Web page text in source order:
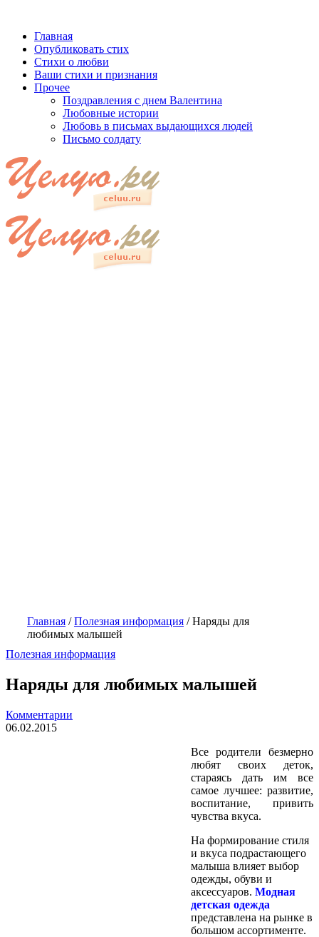
Главная
Опубликовать стих
Стихи о любви
Ваши стихи и признания
Прочее
Поздравления с днем Валентина
Любовные истории
Любовь в письмах выдающихся людей
Письмо солдату
Главная /Полезная информация /Наряды для
любимых малышей
Полезная информация
Наряды для любимых малышей
Комментарии
06.02.2015
Все родители безмерно
любят своих деток,
стараясь дать им все
самое лучшее: развитие,
воспитание, привить
чувства вкуса.
На формирование стиля
и вкуса подрастающего
малыша влияет выбор
одежды, обуви и
аксессуаров. Модная
детская одежда
представлена на рынке в
большом ассортименте.